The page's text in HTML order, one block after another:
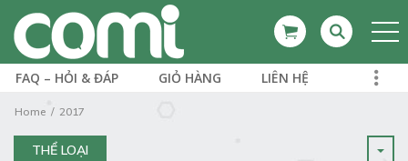
FAQ – HỎI & ĐÁP GIỎ HÀNG LIÊN HỆ
Home 2017
THỂ LOẠI